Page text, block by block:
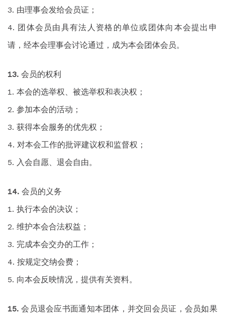
由理事会发给会员证；
团体会员由具有法人资格的单位或团体向本会提出申
请，经本会理事会讨论通过，成为本会团体会员。
会员的权利
本会的选举权、被选举权和表决权；
参加本会的活动；
获得本会服务的优先权；
对本会工作的批评建议权和监督权；
入会自愿、退会自由。
会员的义务
执行本会的决议；
维护本会合法权益；
完成本会交办的工作；
按规定交纳会费；
向本会反映情况，提供有关资料。
会员退会应书面通知本团体，并交回会员证，会员如果